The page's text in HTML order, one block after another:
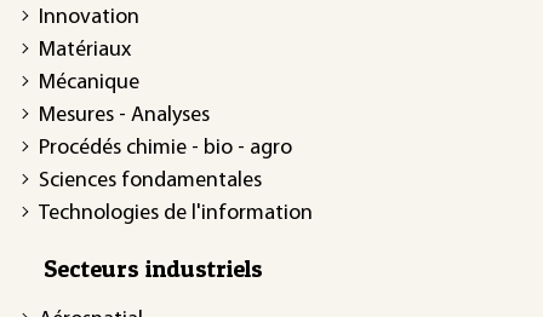
Innovation
Matériaux
Mécanique
Mesures - Analyses
Procédés chimie - bio - agro
Sciences fondamentales
Technologies de l'information
Secteurs industriels